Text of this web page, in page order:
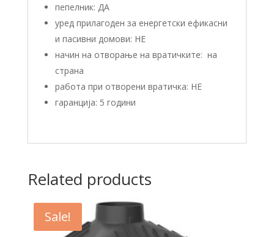
пепелник: ДА
уред прилагоден за енергетски ефикасни
и пасивни домови: НЕ
начин на отворање на вратичките: на
страна
работа при отворени вратичкa: НЕ
гаранција: 5 години
Related products
Sale!